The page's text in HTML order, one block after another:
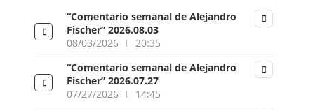
“Comentario semanal de Alejandro
Fischer” 2026.08.03
08/03/2026
20:35
“Comentario semanal de Alejandro
Fischer” 2026.07.27
07/27/2026
14:45